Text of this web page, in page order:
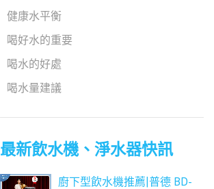
健康水平衡
喝好水的重要
喝水的好處
喝水量建議
最新飲水機、淨水器快訊
廚下型飲水機推薦|普德 BD-